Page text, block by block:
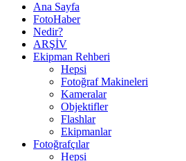
Ana Sayfa
FotoHaber
Nedir?
ARŞİV
Ekipman Rehberi
Hepsi
Fotoğraf Makineleri
Kameralar
Objektifler
Flashlar
Ekipmanlar
Fotoğrafçılar
Hepsi